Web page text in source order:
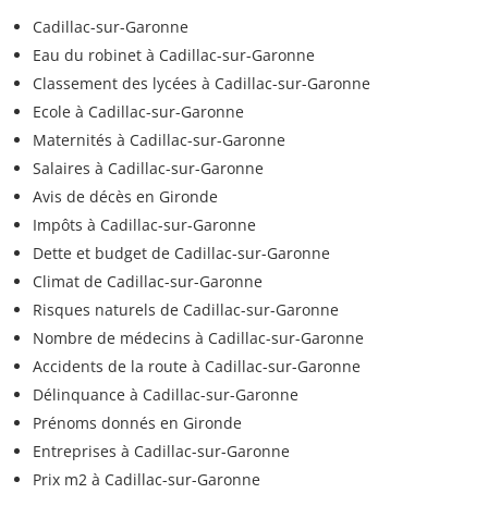
Cadillac-sur-Garonne
Eau du robinet à Cadillac-sur-Garonne
Classement des lycées à Cadillac-sur-Garonne
Ecole à Cadillac-sur-Garonne
Maternités à Cadillac-sur-Garonne
Salaires à Cadillac-sur-Garonne
Avis de décès en Gironde
Impôts à Cadillac-sur-Garonne
Dette et budget de Cadillac-sur-Garonne
Climat de Cadillac-sur-Garonne
Risques naturels de Cadillac-sur-Garonne
Nombre de médecins à Cadillac-sur-Garonne
Accidents de la route à Cadillac-sur-Garonne
Délinquance à Cadillac-sur-Garonne
Prénoms donnés en Gironde
Entreprises à Cadillac-sur-Garonne
Prix m2 à Cadillac-sur-Garonne